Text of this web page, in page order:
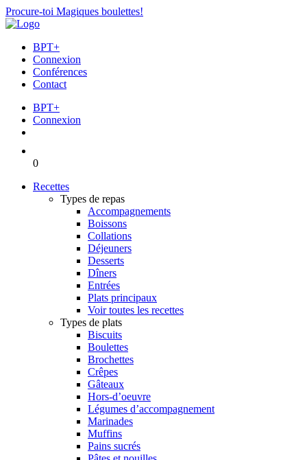
Procure-toi Magiques boulettes!
BPT+
Connexion
Conférences
Contact
BPT+
Connexion
0
Recettes
Types de repas
Accompagnements
Boissons
Collations
Déjeuners
Desserts
Dîners
Entrées
Plats principaux
Voir toutes les recettes
Types de plats
Biscuits
Boulettes
Brochettes
Crêpes
Gâteaux
Hors-d’oeuvre
Légumes d’accompagnement
Marinades
Muffins
Pains sucrés